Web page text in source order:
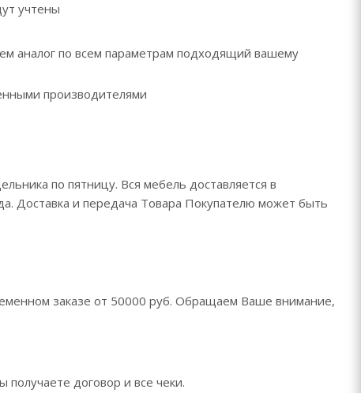
учтены
аналог по всем параметрам подходящий вашему
производителями
по пятницу. Вся мебель доставляется в
Доставка и передача Товара Покупателю может быть
заказе от 50000 руб. Обращаем Ваше внимание,
получаете договор и все чеки.